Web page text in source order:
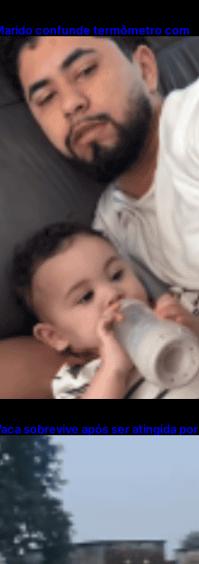
confunde termômetro com
de gravidez e reação viraliza
redes sociais
sobrevive após ser atingida por
em alta velocidade